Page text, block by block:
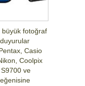
büyük fotoğraf
Casio
Coolpix
ve